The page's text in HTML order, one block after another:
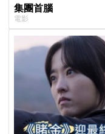
集團首腦
電影